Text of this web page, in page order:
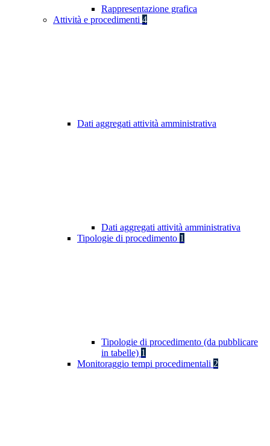
Rappresentazione grafica
Attività e procedimenti 4
Dati aggregati attività amministrativa
Dati aggregati attività amministrativa
Tipologie di procedimento 1
Tipologie di procedimento (da pubblicare
in tabelle) 1
Monitoraggio tempi procedimentali 2